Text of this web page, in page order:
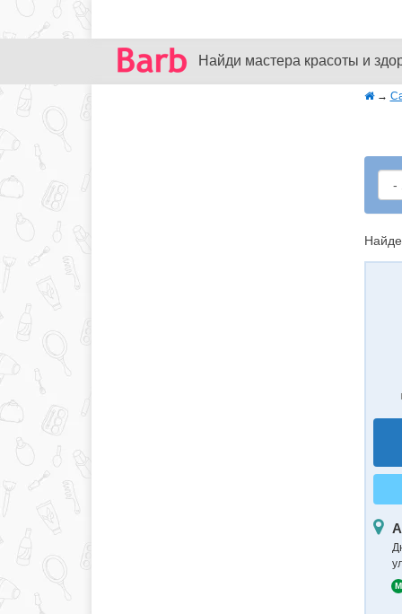
Найди мастера красоты и
→
M